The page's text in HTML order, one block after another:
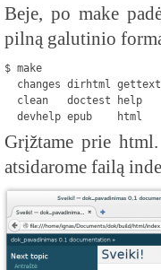
Beje, po make
pilną galutinio
$ make
changes dirhtml
clean   doctest help
devhelp epub    html
Grįžtame prie
atsidarome failą